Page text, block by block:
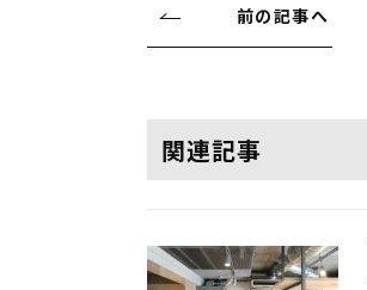
前の記事へ
関連記事